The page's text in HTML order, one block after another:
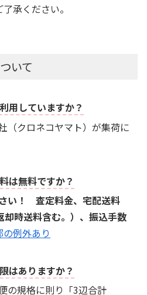
承ください。
いて
用していますか？
（クロネコヤマト）が集荷に
は無料ですか？
い！ 査定料金、宅配送料
却時送料含む。）、振込手数
の例外あり
はありますか？
の規格に則り「3辺合計